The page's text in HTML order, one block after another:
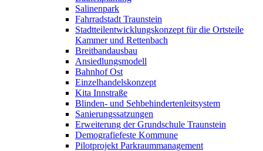
Salinenpark
Fahrradstadt Traunstein
Stadtteilentwicklungskonzept für die Ortsteile
Kammer und Rettenbach
Breitbandausbau
Ansiedlungsmodell
Bahnhof Ost
Einzelhandelskonzept
Kita Innstraße
Blinden- und Sehbehindertenleitsystem
Sanierungssatzungen
Erweiterung der Grundschule Traunstein
Demografiefeste Kommune
Pilotprojekt Parkraummanagement